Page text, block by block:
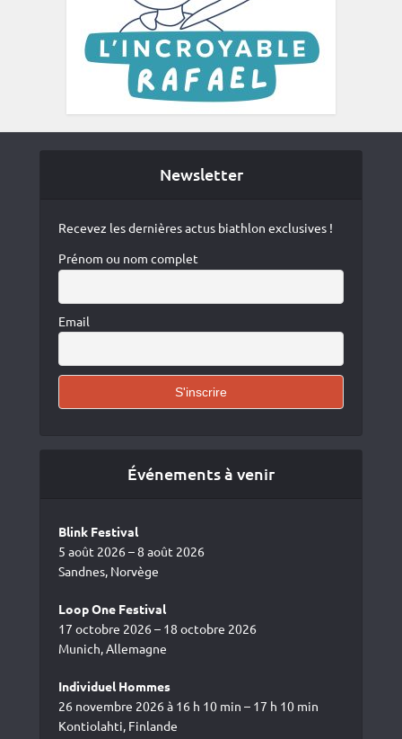
Newsletter
Recevez les dernières actus biathlon exclusives !
Prénom ou nom complet
Email
Événements à venir
Blink Festival
5 août 2026 – 8 août 2026
Sandnes, Norvège
Loop One Festival
17 octobre 2026 – 18 octobre 2026
Munich, Allemagne
Individuel Hommes
26 novembre 2026 à 16 h 10 min – 17 h 10 min
Kontiolahti, Finlande